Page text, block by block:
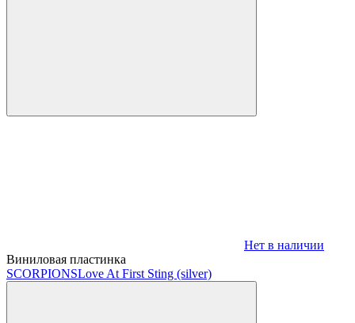
Нет в наличии
Виниловая пластинка
SCORPIONSLove At First Sting (silver)